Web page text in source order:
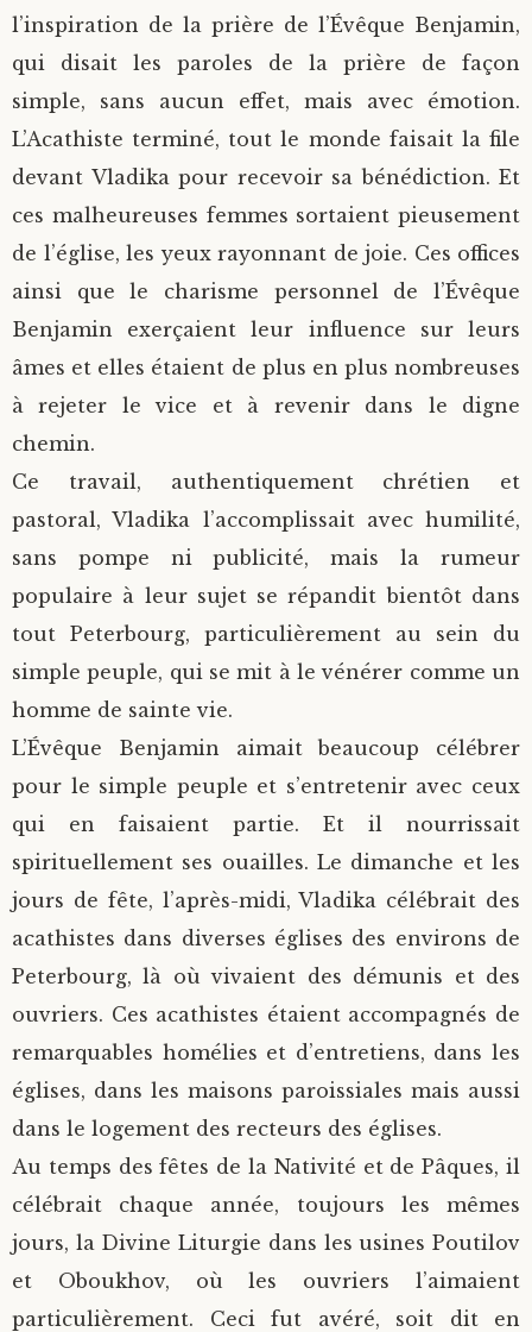
l’inspiration de la prière de l’Évêque Benjamin,
qui disait les paroles de la prière de façon
simple, sans aucun effet, mais avec émotion.
L’Acathiste terminé, tout le monde faisait la file
devant Vladika pour recevoir sa bénédiction. Et
ces malheureuses femmes sortaient pieusement
de l’église, les yeux rayonnant de joie. Ces offices
ainsi que le charisme personnel de l’Évêque
Benjamin exerçaient leur influence sur leurs
âmes et elles étaient de plus en plus nombreuses
à rejeter le vice et à revenir dans le digne
chemin.
Ce travail, authentiquement chrétien et
pastoral, Vladika l’accomplissait avec humilité,
sans pompe ni publicité, mais la rumeur
populaire à leur sujet se répandit bientôt dans
tout Peterbourg, particulièrement au sein du
simple peuple, qui se mit à le vénérer comme un
homme de sainte vie.
L’Évêque Benjamin aimait beaucoup célébrer
pour le simple peuple et s’entretenir avec ceux
qui en faisaient partie. Et il nourrissait
spirituellement ses ouailles. Le dimanche et les
jours de fête, l’après-midi, Vladika célébrait des
acathistes dans diverses églises des environs de
Peterbourg, là où vivaient des démunis et des
ouvriers. Ces acathistes étaient accompagnés de
remarquables homélies et d’entretiens, dans les
églises, dans les maisons paroissiales mais aussi
dans le logement des recteurs des églises.
Au temps des fêtes de la Nativité et de Pâques, il
célébrait chaque année, toujours les mêmes
jours, la Divine Liturgie dans les usines Poutilov
et Oboukhov, où les ouvriers l’aimaient
particulièrement. Ceci fut avéré, soit dit en